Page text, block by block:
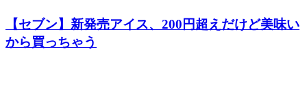
【セブン】新発売アイス、200円超えだけど美味い
から買っちゃう